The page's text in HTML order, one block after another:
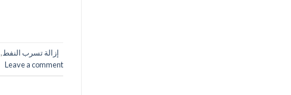
إزالة تسرب النفط,
Leave a comment